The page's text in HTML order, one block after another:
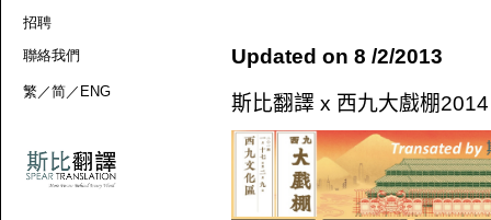
Updated on 8 /2/2013
斯比翻譯 x 西九大戲棚
招聘
聯絡我們
繁 ／简／ ENG